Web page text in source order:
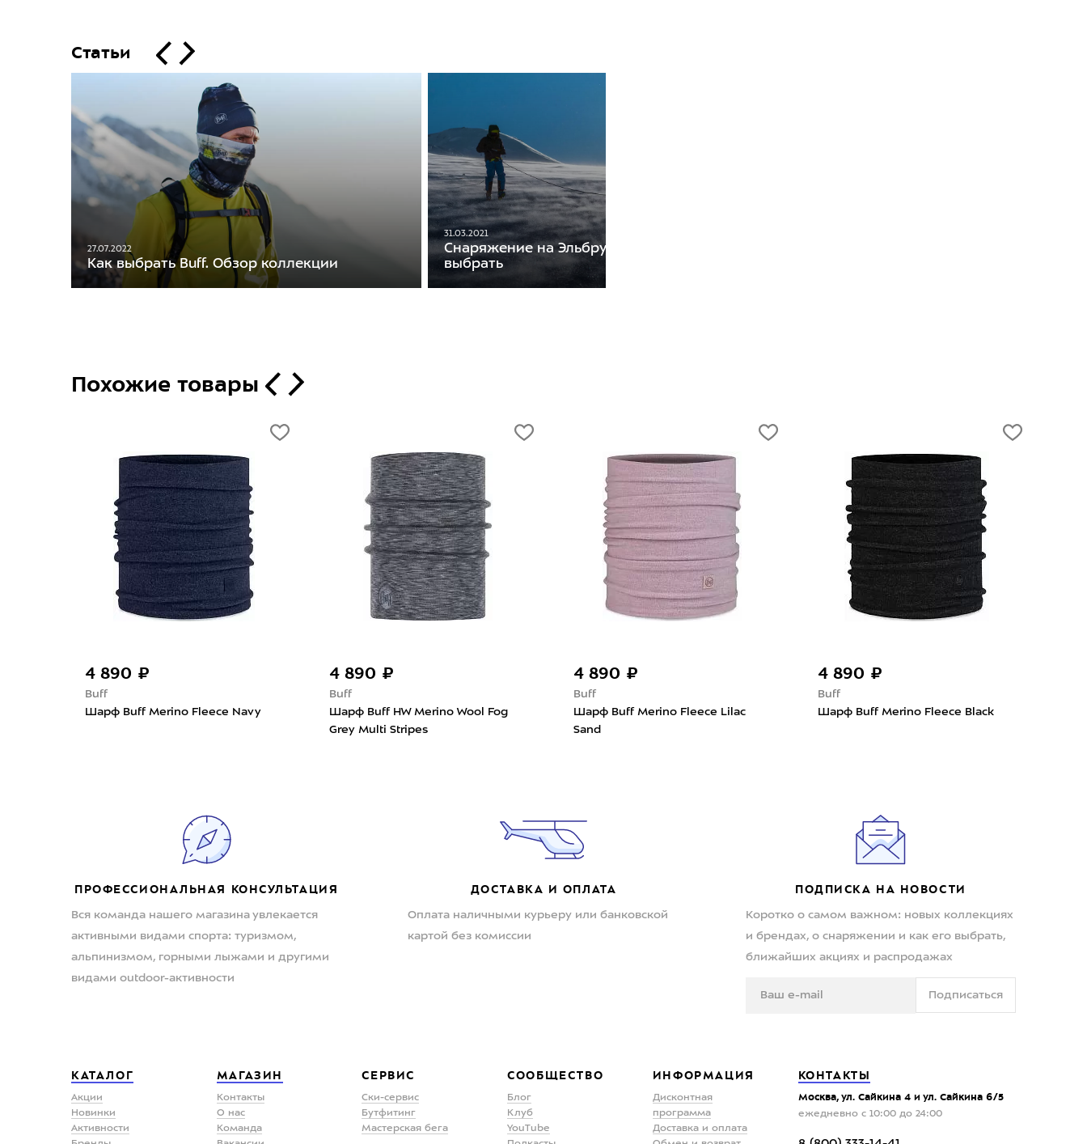
Статьи
27.07.2022
Как выбрать Buff. Обзор коллекции
31.03.2021
Снаряжение на Эльбрус. Что взять и как
выбрать
Похожие товары
4 890 ₽
Шарф Buff Merino Fleece Navy
4 890 ₽
Шарф Buff HW Merino Wool Fog
Grey Multi Stripes
4 890 ₽
Шарф Buff Merino Fleece Lilac
4 890 ₽
Шарф Buff Merino Fleece Black
ПРОФЕССИОНАЛЬНАЯ КОНСУЛЬТАЦИЯ
Вся команда нашего магазина увлекается
активными видами спорта: туризмом,
альпинизмом, горными лыжами и другими
видами outdoor-активности
ДОСТАВКА И ОПЛАТА
Оплата наличными курьеру или банковской
картой без комиссии
ПОДПИСКА НА НОВОСТИ
Коротко о самом важном: новых коллекциях
и брендах, о снаряжении и как его выбрать,
ближайших акциях и распродажах
Подписаться
КАТАЛОГ
Акции
Новинки
Активности
МАГАЗИН
Контакты
О нас
Команда
СЕРВИС
Ски-сервис
Бутфитинг
Мастерская бега
СООБЩЕСТВО
Блог
Клуб
YouTube
ИНФОРМАЦИЯ
Дисконтная
программа
Доставка и оплата
КОНТАКТЫ
Москва, ул. Сайкина 4 и ул. Сайкина 6/5
ежедневно с 10:00 до 24:00